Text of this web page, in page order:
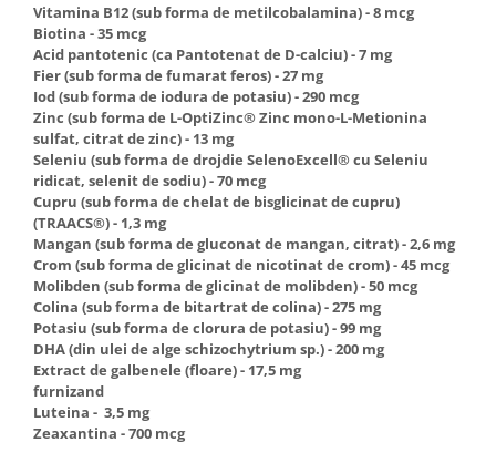
Vitamina B12 (sub forma de metilcobalamina) - 8 mcg
Biotina - 35 mcg
Acid pantotenic (ca Pantotenat de D-calciu) - 7 mg
Fier (sub forma de fumarat feros) - 27 mg
Iod (sub forma de iodura de potasiu) - 290 mcg
Zinc (sub forma de L-OptiZinc® Zinc mono-L-Metionina
sulfat, citrat de zinc) - 13 mg
Seleniu (sub forma de drojdie SelenoExcell® cu Seleniu
ridicat, selenit de sodiu) - 70 mcg
Cupru (sub forma de chelat de bisglicinat de cupru)
(TRAACS®) - 1,3 mg
Mangan (sub forma de gluconat de mangan, citrat) - 2,6 mg
Crom (sub forma de glicinat de nicotinat de crom) - 45 mcg
Molibden (sub forma de glicinat de molibden) - 50 mcg
Colina (sub forma de bitartrat de colina) - 275 mg
Potasiu (sub forma de clorura de potasiu) - 99 mg
DHA (din ulei de alge schizochytrium sp.) - 200 mg
Extract de galbenele (floare) - 17,5 mg
furnizand
Luteina - 3,5 mg
Zeaxantina - 700 mcg